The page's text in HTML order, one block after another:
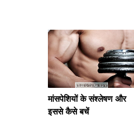
मांसपेशियों के संश्लेषण और
इससे कैसे बचें